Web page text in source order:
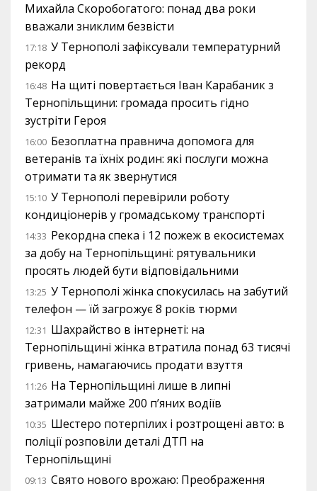
Михайла Скоробогатого: понад два роки
вважали зниклим безвісти
17:18 У Тернополі зафіксували температурний
рекорд
16:48 На щиті повертається Іван Карабаник з
Тернопільщини: громада просить гідно
зустріти Героя
16:00 Безоплатна правнича допомога для
ветеранів та їхніх родин: які послуги можна
отримати та як звернутися
15:10 У Тернополі перевірили роботу
кондиціонерів у громадському транспорті
14:33 Рекордна спека і 12 пожеж в екосистемах
за добу на Тернопільщині: рятувальники
просять людей бути відповідальними
13:25 У Тернополі жінка спокусилась на забутий
телефон — їй загрожує 8 років тюрми
12:31 Шахрайство в інтернеті: на
Тернопільщині жінка втратила понад 63 тисячі
гривень, намагаючись продати взуття
11:26 На Тернопільщині лише в липні
затримали майже 200 п’яних водіїв
10:35 Шестеро потерпілих і розтрощені авто: в
поліції розповіли деталі ДТП на
Тернопільщині
09:13 Свято нового врожаю: Преображення